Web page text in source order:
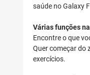
saúde no Galaxy
Várias funções
Encontre o que
Quer começar do
exercícios.